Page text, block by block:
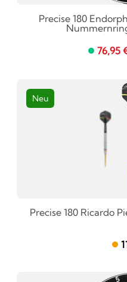
Precise 180
76,95
Neu
Precise 180 Ricardo